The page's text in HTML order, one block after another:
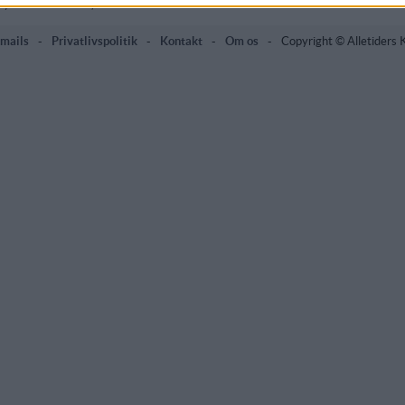
ret lækkert:)
- Privatlivspolitik - Kontakt - Om os - Copyright © Alletiders